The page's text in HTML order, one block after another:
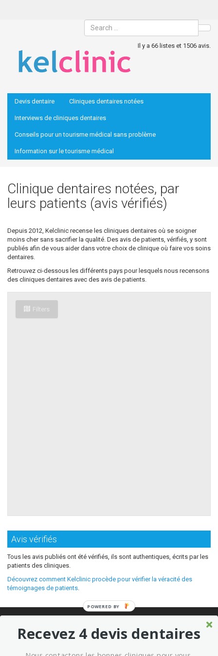
Il y a 66 listes et 1506 avis.
Devis dentaire Cliniques dentaires notées
Interviews de cliniques dentaires
Conseils pour un tourisme médical sans problème
Information sur le tourisme médical
Clinique dentaires notées, par
leurs patients (avis vérifiés)
Depuis 2012, Kelclinic recense les cliniques dentaires où se soigner
moins cher sans sacrifier la qualité. Des avis de patients, vérifiés, y sont
publiés afin de vous aider dans votre choix de clinique où faire vos soins
dentaires.
Retrouvez ci-dessous les différents pays pour lesquels nous recensons
des cliniques dentaires avec des avis de patients.
Filters
Avis vérifiés
Tous les avis publiés ont été vérifiés, ils sont authentiques, écrits par les
patients des cliniques.
Découvrez comment Kelclinic procède pour vérifier la véracité des
témoignages de patients.
Recevez 4 devis dentaires
POWERED BY